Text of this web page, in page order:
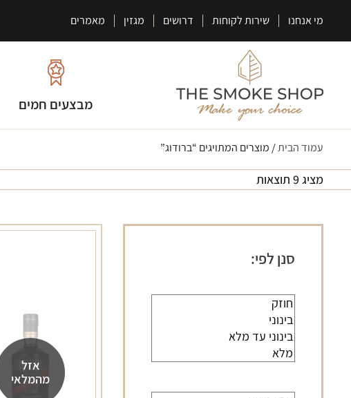
מי אנחנו שירות לקוחות דרושים מגזין מאמרים
מבצעים חמים
עמוד הבית/ מוצרים המתויגים “ברודוג”
מציג 9 תוצאות
סנן לפי:
אזל
מהמלאי